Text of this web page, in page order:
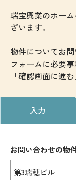
瑞宝興業のホー
ざいます。
物件についてお
フォームに必要事
「確認画面に進
入力
お問い合わせの物